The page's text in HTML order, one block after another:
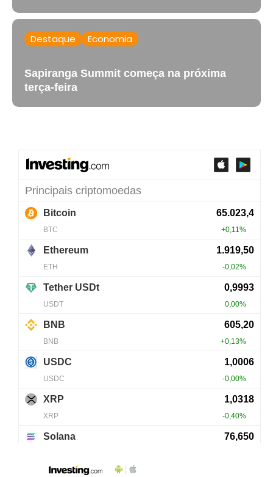
Destaque Economia
Sapiranga Summit começa na próxima
terça-feira